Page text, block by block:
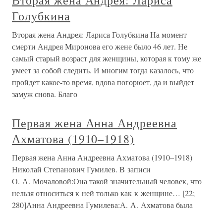
Голубкина
Вторая жена Андрея: Лариса Голубкина На момент
смерти Андрея Миронова его жене было 46 лет. Не
самый старый возраст для женщины, которая к тому же
умеет за собой следить. И многим тогда казалось, что
пройдет какое-то время, вдова погорюет, да и выйдет
замуж снова. Благо
Первая жена Анна Андреевна
Ахматова (1910–1918)
Первая жена Анна Андреевна Ахматова (1910–1918)
Николай Степанович Гумилев. В записи
О. А. Мочаловой:Она такой значительный человек, что
нельзя относиться к ней только как к женщине… [22;
280]Анна Андреевна Гумилева:А. А. Ахматова была